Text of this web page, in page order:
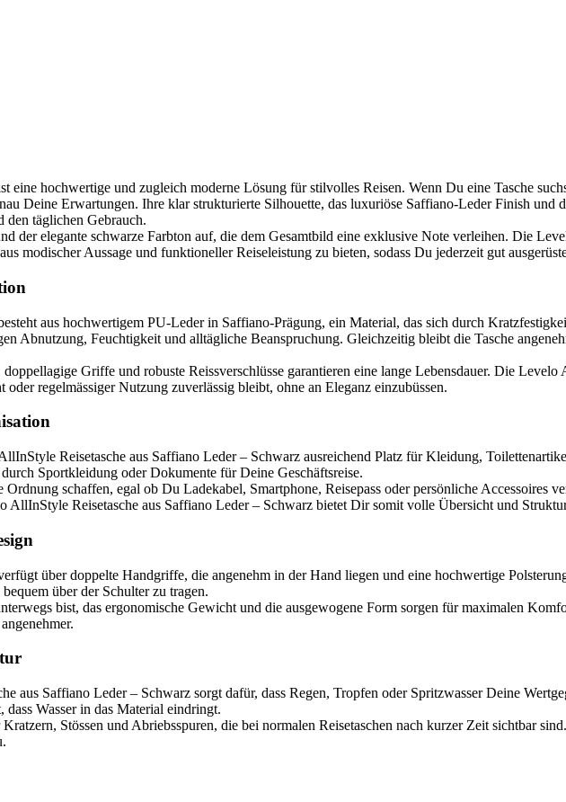
eine hochwertige und zugleich moderne Lösung für stilvolles Reisen. Wenn Du eine Tasche
Deine Erwartungen. Ihre klar strukturierte Silhouette, das luxuriöse Saffiano-Leder Finish und
den täglichen Gebrauch.
der elegante schwarze Farbton auf, die dem Gesamtbild eine exklusive Note verleihen. Die
modischer Aussage und funktioneller Reiseleistung zu bieten, sodass Du jederzeit gut
aus hochwertigem PU-Leder in Saffiano-Prägung, ein Material, das sich durch
Abnutzung, Feuchtigkeit und alltägliche Beanspruchung. Gleichzeitig bleibt die Tasche
Griffe und robuste Reissverschlüsse garantieren eine lange Lebensdauer. Die
regelmässiger Nutzung zuverlässig bleibt, ohne an Eleganz einzubüssen.
Reisetasche aus Saffiano Leder – Schwarz ausreichend Platz für Kleidung,
Sportkleidung oder Dokumente für Deine Geschäftsreise.
schaffen, egal ob Du Ladekabel, Smartphone, Reisepass oder persönliche Accessoires
Reisetasche aus Saffiano Leder – Schwarz bietet Dir somit volle Übersicht und
über doppelte Handgriffe, die angenehm in der Hand liegen und eine hochwertige
über der Schulter zu tragen.
bist, das ergonomische Gewicht und die ausgewogene Form sorgen für maximalen
aus Saffiano Leder – Schwarz sorgt dafür, dass Regen, Tropfen oder Spritzwasser Deine
Wasser in das Material eindringt.
Stössen und Abriebsspuren, die bei normalen Reisetaschen nach kurzer Zeit sichtbar